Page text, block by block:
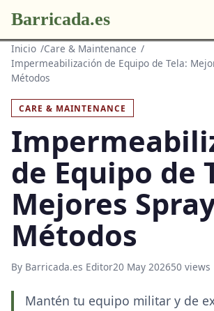
Barricada.es
Inicio
Care & Maintenance
Impermeabilización de Equipo de Tela:
Métodos
CARE & MAINTENANCE
de Equipo de
Mejores
Métodos
By Barricada.es Editor20 May 202650 views
Mantén tu equipo militar y de